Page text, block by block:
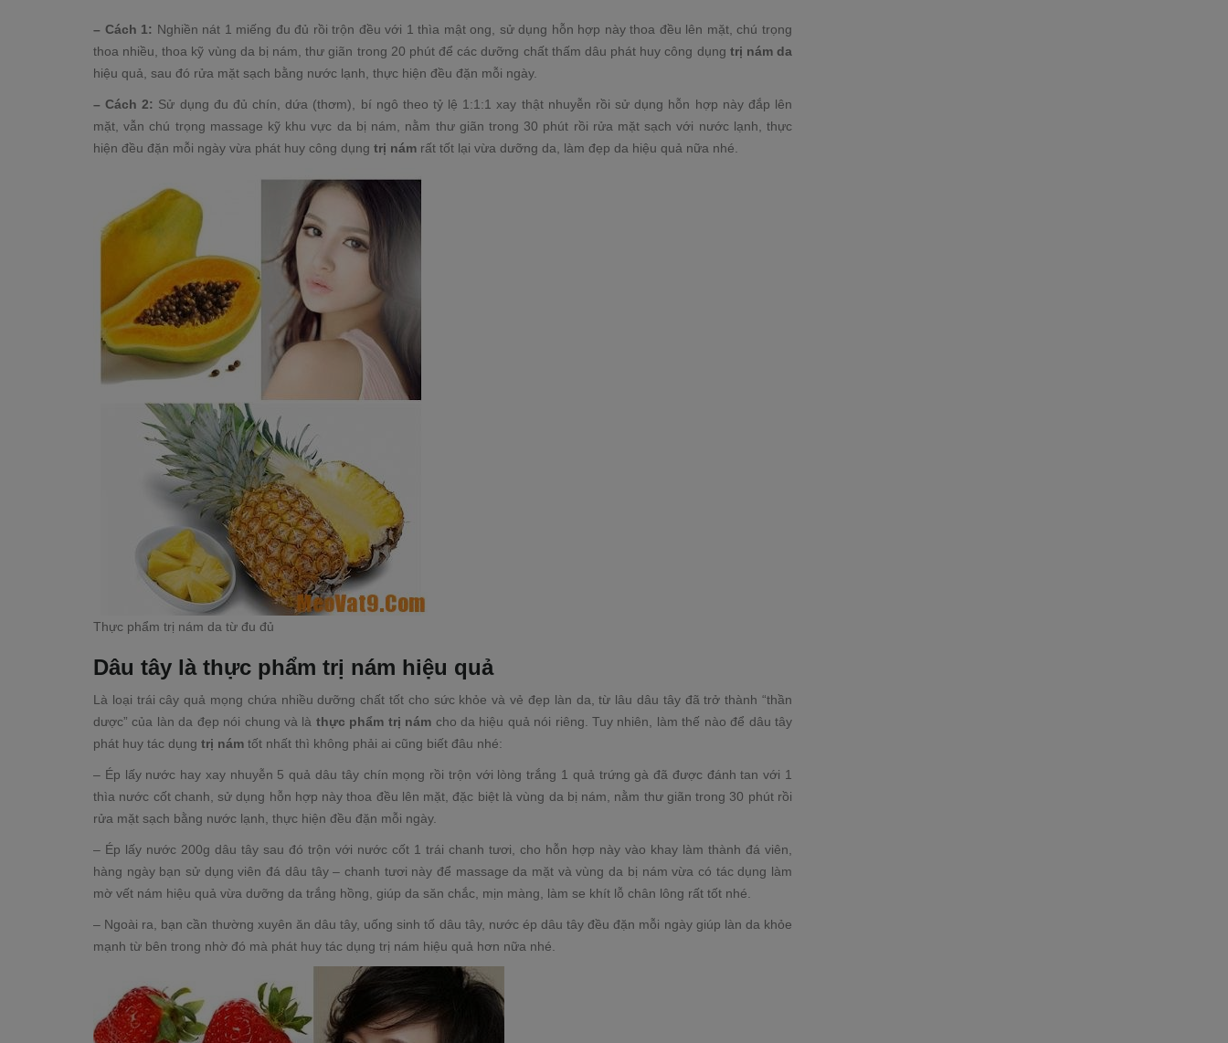
– Cách 1: Nghiền nát 1 miếng đu đủ rồi trộn đều với 1 thìa mật ong, sử dụng hỗn hợp này thoa đều lên mặt, chú trọng
thoa nhiều, thoa kỹ vùng da bị nám, thư giãn trong 20 phút để các dưỡng chất thấm dâu phát huy công dụng trị nám da
hiệu quả, sau đó rửa mặt sạch bằng nước lạnh, thực hiện đều đặn mỗi ngày.
– Cách 2: Sử dụng đu đủ chín, dứa (thơm), bí ngô theo tỷ lệ 1:1:1 xay thật nhuyễn rồi sử dụng hỗn hợp này đắp lên
mặt, vẫn chú trọng massage kỹ khu vực da bị nám, nằm thư giãn trong 30 phút rồi rửa mặt sạch với nước lạnh, thực
hiện đều đặn mỗi ngày vừa phát huy công dụng trị nám rất tốt lại vừa dưỡng da, làm đẹp da hiệu quả nữa nhé.
Thực phẩm trị nám da từ đu đủ
Dâu tây là thực phẩm trị nám hiệu quả
Là loại trái cây quả mọng chứa nhiều dưỡng chất tốt cho sức khỏe và vẻ đẹp làn da, từ lâu dâu tây đã trở thành “thần
dược” của làn da đẹp nói chung và là thực phẩm trị nám cho da hiệu quả nói riêng. Tuy nhiên, làm thế nào để dâu tây
phát huy tác dụng trị nám tốt nhất thì không phải ai cũng biết đâu nhé:
– Ép lấy nước hay xay nhuyễn 5 quả dâu tây chín mọng rồi trộn với lòng trắng 1 quả trứng gà đã được đánh tan với 1
thìa nước cốt chanh, sử dụng hỗn hợp này thoa đều lên mặt, đặc biệt là vùng da bị nám, nằm thư giãn trong 30 phút rồi
rửa mặt sạch bằng nước lạnh, thực hiện đều đặn mỗi ngày.
– Ép lấy nước 200g dâu tây sau đó trộn với nước cốt 1 trái chanh tươi, cho hỗn hợp này vào khay làm thành đá viên,
hàng ngày bạn sử dụng viên đá dâu tây – chanh tươi này để massage da mặt và vùng da bị nám vừa có tác dụng làm
mờ vết nám hiệu quả vừa dưỡng da trắng hồng, giúp da săn chắc, mịn màng, làm se khít lỗ chân lông rất tốt nhé.
– Ngoài ra, bạn cần thường xuyên ăn dâu tây, uống sinh tố dâu tây, nước ép dâu tây đều đặn mỗi ngày giúp làn da khỏe
mạnh từ bên trong nhờ đó mà phát huy tác dụng trị nám hiệu quả hơn nữa nhé.